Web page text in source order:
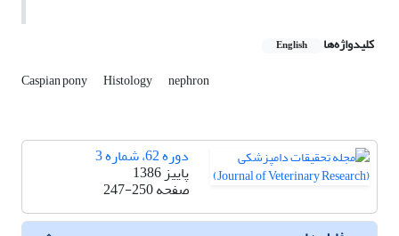
کلیدواژه‌ها English
Caspian pony Histology nephron
دوره 62، شماره 3
پاییز 1386
صفحه247-250